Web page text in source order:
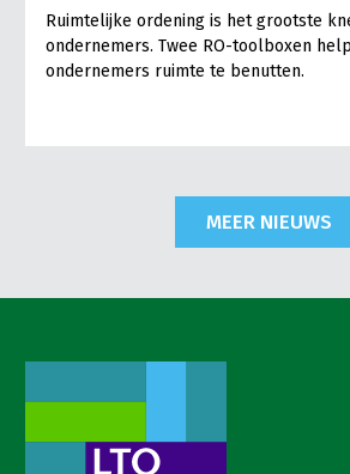
Ruimtelijke ordening is het grootste
ondernemers. Twee RO-toolboxen
ondernemers ruimte te benutten.
MEER NIEUWS